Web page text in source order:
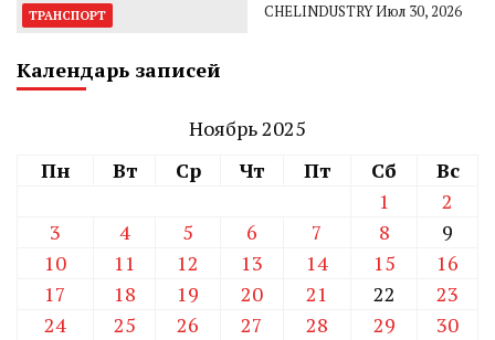
ТРАНСПОРТ CHELINDUSTRYИюл 30, 2026
Календарь записей
Ноябрь 2025
Пн
Вт Ср Чт Пт Сб
Вс
1
2
3
4 5 6 7 8
9
10
11 12 13 14 15
16
17
18 19 20 21 22
23
24
25 26 27 28 29
30